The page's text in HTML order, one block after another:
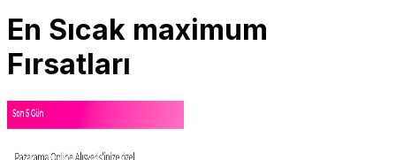
En Sıcak maximum
Fırsatları